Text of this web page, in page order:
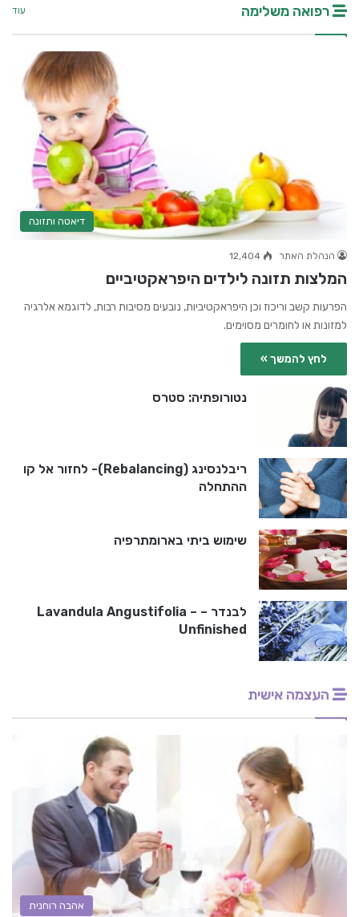
רפואה משלימה עוד
דיאטה ותזונה
הנהלת האתר 12,404
המלצות תזונה לילדים היפראקטיביים
הפרעות קשב וריכוז וכן היפראקטיביות, נובעים מסיבות רבות, לדוגמא אלרגיה
למזונות או לחומרים מסוימים.
לחץ להמשך »
נטורופתיה: סטרס
ריבלנסינג (Rebalancing)- לחזור אל קו
ההתחלה
שימוש ביתי בארומתרפיה
לבנדר – Lavandula Angustifolia –
Unfinished
העצמה אישית
אהבה רוחנית